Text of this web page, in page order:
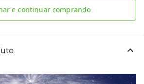
e continuar comprando